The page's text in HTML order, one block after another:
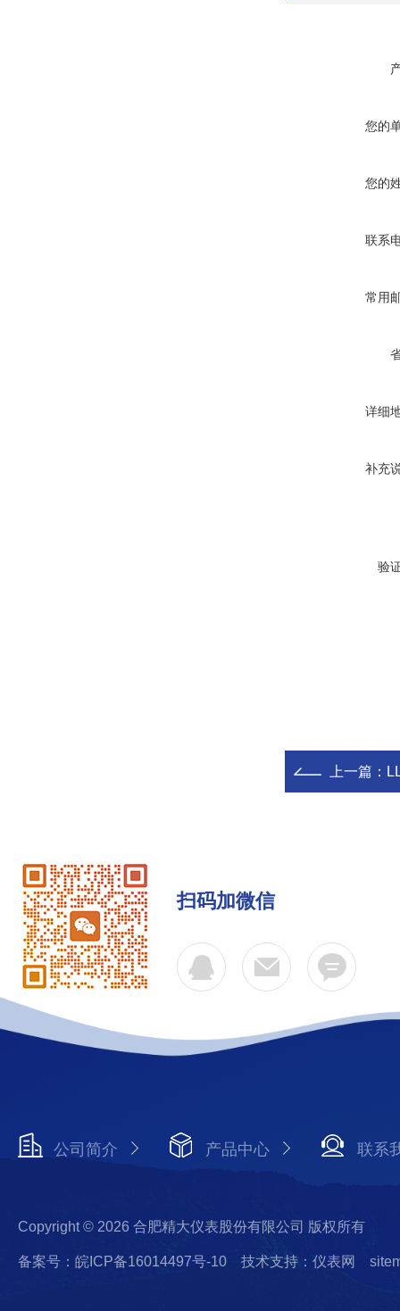
您的
您的
联系
常用
详细
补充
验
上一篇：
扫码加微信
公司简介 产品中心 联系
Copyright © 2026 合肥精大仪表股份有限公司 版权所有
备案号：皖ICP备16014497号-10 技术支持：仪表网